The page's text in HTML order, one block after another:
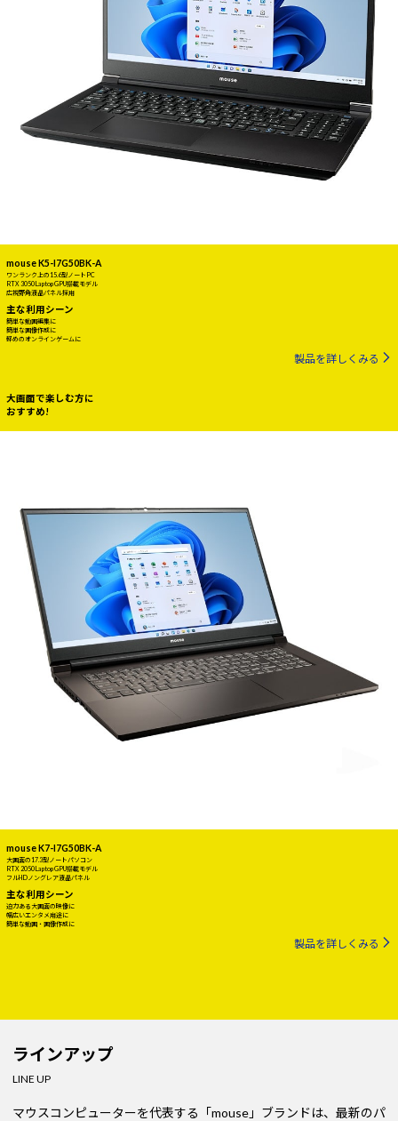
mouse K5-I7G50BK-A
ワンランク上の15.6型ノートPC
RTX 3050 Laptop GPU搭載モデル
広視野角液晶パネル採用
主な利用シーン
簡単な動画編集に
簡単な画像作成に
軽めのオンラインゲームに
製品を詳しくみる
大画面で楽しむ方に
おすすめ!
mouse K7-I7G50BK-A
大画面の17.3型ノートパソコン
RTX 2050 Laptop GPU搭載モデル
フルHDノングレア液晶パネル
主な利用シーン
迫力ある大画面の映像に
幅広いエンタメ用途に
簡単な動画・画像作成に
製品を詳しくみる
ラインアップ
LINE UP
マウスコンピューターを代表する「mouse」ブランドは、最新のパ